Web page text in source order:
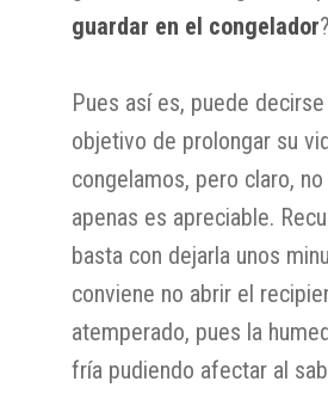
guardar en el congelador?
Pues así es, puede
objetivo de prolongar su
congelamos, pero claro,
apenas es apreciable.
basta con dejarla unos
conviene no abrir el
atemperado, pues la
fría pudiendo afectar al